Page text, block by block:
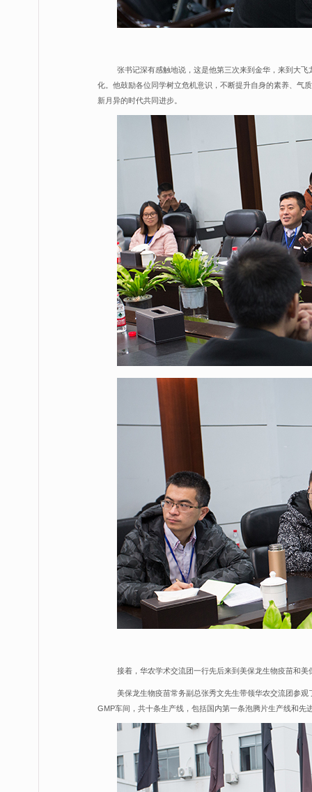
张书记深有感触地说，这是他第三次来到金华，来到大
化。他鼓励各位同学树立危机意识，不断提升自身的素养、气
新月异的时代共同进步。
接着，华农学术交流团一行先后来到美保龙生物疫苗和美
美保龙生物疫苗常务副总张秀文先生带领华农交流团参
GMP车间，共十条生产线，包括国内第一条泡腾片生产线和先